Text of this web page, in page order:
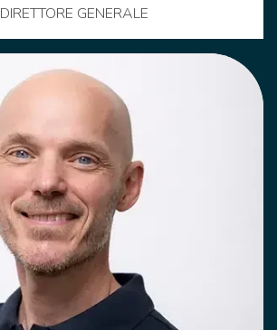
DIRETTORE GENERALE